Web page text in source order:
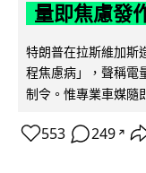
量即焦慮發
特朗普在拉斯維加斯
程焦慮病」，聲稱電
制令。惟專業車媒隨
553 249 ↗